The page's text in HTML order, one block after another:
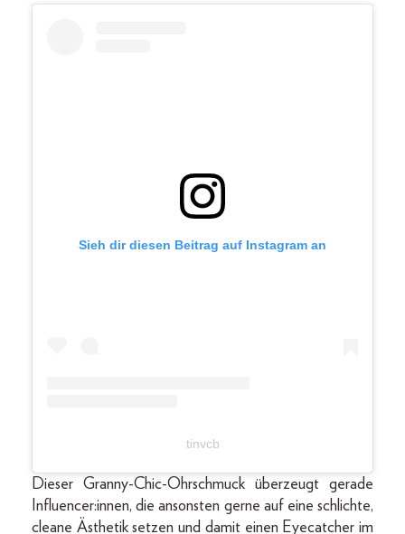
Sieh dir diesen Beitrag auf Instagram an
tinvcb
Dieser Granny-Chic-Ohrschmuck überzeugt gerade
Influencer:innen, die ansonsten gerne auf eine schlichte,
cleane Ästhetik setzen und damit einen Eyecatcher im